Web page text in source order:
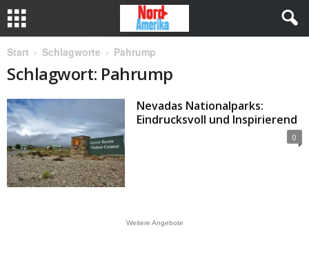
Start Schlagworte Pahrump
Schlagwort: Pahrump
Nevadas Nationalparks:
Eindrucksvoll und Inspirierend
0
Weitere Angebote